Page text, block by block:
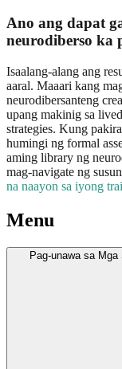
Ano ang dapat
neurodiberso ka
Isaalang-alang ang
aaral. Maaari kang
neurodibersanteng
upang makinig sa
strategies. Kung
humingi ng formal
aming library ng
mag-navigate ng
na naayon sa iyong
Menu
Pag-unawa sa